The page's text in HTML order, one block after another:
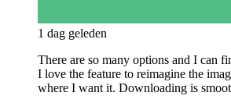
1 dag geleden
There are so many options and I can
I love the feature to reimagine the
where I want it. Downloading is